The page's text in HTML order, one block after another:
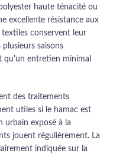
haute ténacité ou
excellente résistance aux
textiles conservent leur
saisons
qu'un entretien minimal
des traitements
utiles si le hamac est
urbain exposé à la
jouent régulièrement. La
indiquée sur la